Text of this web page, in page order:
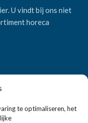
te optimaliseren, het
U vindt bij ons niet
horeca